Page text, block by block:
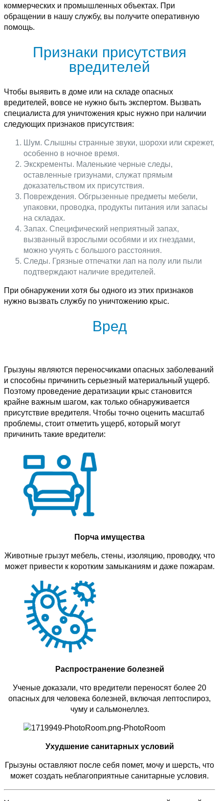
коммерческих и промышленных объектах. При
обращении в нашу службу, вы получите оперативную
помощь.
Признаки присутствия
вредителей
Чтобы выявить в доме или на складе опасных
вредителей, вовсе не нужно быть экспертом. Вызвать
специалиста для уничтожения крыс нужно при наличии
следующих признаков присутствия:
Шум. Слышны странные звуки, шорохи или скрежет,
особенно в ночное время.
Экскременты. Маленькие черные следы,
оставленные гризунами, служат прямым
доказательством их присутствия.
Повреждения. Обгрызенные предметы мебели,
упаковки, проводка, продукты питания или запасы
на складах.
Запах. Специфический неприятный запах,
вызванный взрослыми особями и их гнездами,
можно учуять с большого расстояния.
Следы. Грязные отпечатки лап на полу или пыли
подтверждают наличие вредителей.
При обнаружении хотя бы одного из этих признаков
нужно вызвать службу по уничтожению крыс.
Вред
Грызуны являются переносчиками опасных заболеваний
и способны причинить серьезный материальный ущерб.
Поэтому проведение дератизации крыс становится
крайне важным шагом, как только обнаруживается
присутствие вредителя. Чтобы точно оценить масштаб
проблемы, стоит отметить ущерб, который могут
причинить такие вредители:
Порча имущества
Животные грызут мебель, стены, изоляцию, проводку, что
может привести к коротким замыканиям и даже пожарам.
Распространение болезней
Ученые доказали, что вредители переносят более 20
опасных для человека болезней, включая лептоспироз,
чуму и сальмонеллез.
Ухудшение санитарных условий
Грызуны оставляют после себя помет, мочу и шерсть, что
может создать неблагоприятные санитарные условия.